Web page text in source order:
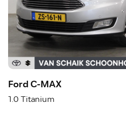
Ford C-MAX
1.0 Titanium